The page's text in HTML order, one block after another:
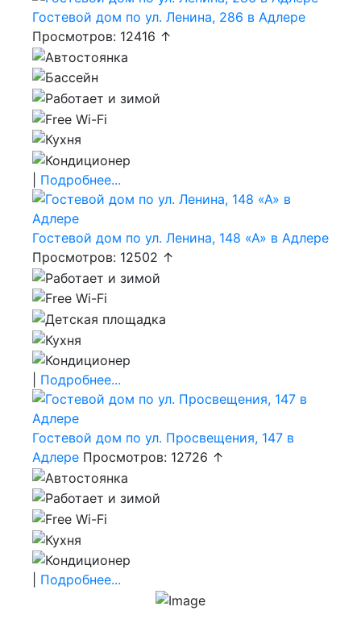
Гостевой дом по ул. Ленина, 286 в Адлере
Просмотров: 12416 ↑
Подробнее...
Гостевой дом по ул. Ленина, 148 «А» в Адлере
Просмотров: 12502 ↑
Подробнее...
Гостевой дом по ул. Просвещения, 147 в
Адлере Просмотров: 12726 ↑
Подробнее...